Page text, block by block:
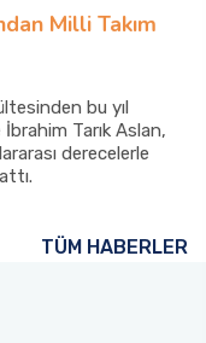
Milli Takım
bu yıl
Tarık Aslan,
derecelerle
TÜM HABERLER